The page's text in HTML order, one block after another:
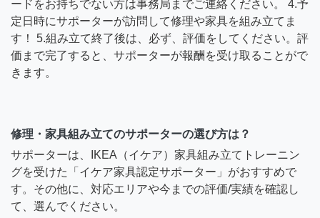
ードをお持ちでない方は事務局までご連絡ください。 4.予
定日時にサポーターが訪問して修理や家具を組み立てま
す！ 5.組み立て終了後は、必ず、評価をしてください。評
価まで完了すると、サポーターが報酬を受け取ることがで
きます。
修理・家具組み立てのサポーターの選び方は？
サポーターは、IKEA（イケア）家具組み立てトレーニン
グを受けた「イケア家具認定サポーター」がおすすめで
す。その他に、対応エリアや今までの評価/実績を確認し
て、選んでください。